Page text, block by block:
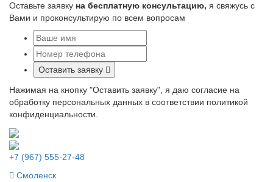
Оставьте заявку на бесплатную консультацию, я свяжусь с
Вами и проконсультирую по всем вопросам
Оставить заявку
Нажимая на кнопку "Оставить заявку", я даю согласие на
обработку персональных данных в соответствии политикой
конфиденциальности.
+7 (967) 555-27-48
Смоленск